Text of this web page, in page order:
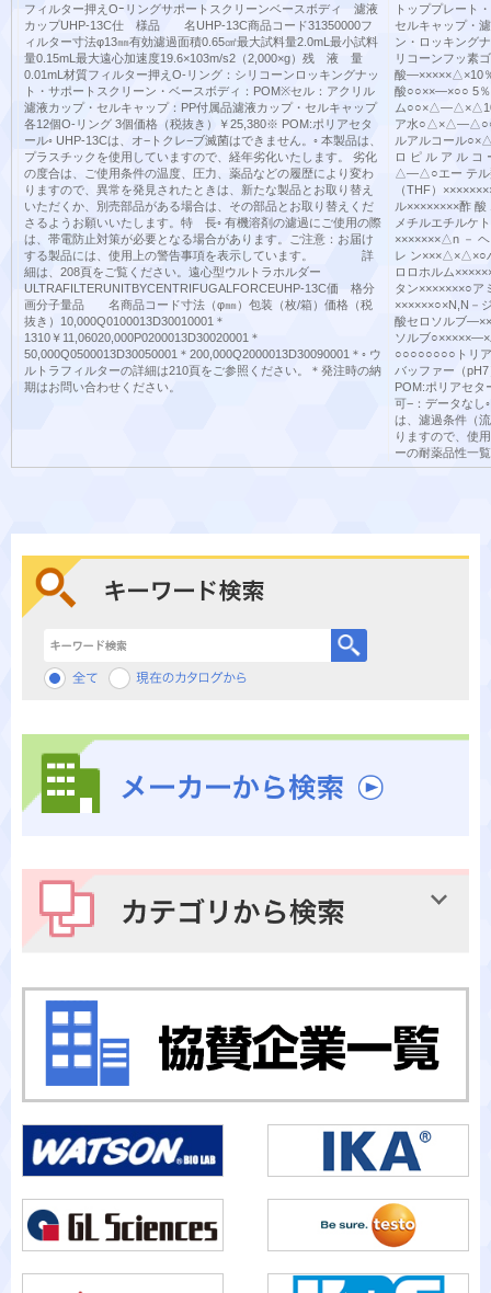
フィルター押えOｰリングサポートスクリーンベースボディ 濾液
カップUHP-13C仕 様品 名UHP-13C商品コード31350000フ
ィルター寸法φ13㎜有効濾過面積0.65㎠最大試料量2.0mL最小試料
量0.15mL最大遠心加速度19.6×103m/s2（2,000×g）残 液 量
0.01mL材質フィルター押えO-リング：シリコーンロッキングナッ
ト・サポートスクリーン・ベースボディ：POM※セル：アクリル
濾液カップ・セルキャップ：PP付属品濾液カップ・セルキャップ
各12個O-リング 3個価格（税抜き）￥25,380※ POM:ポリアセタ
ール◦ UHP-13Cは、オ−トクレ−ブ滅菌はできません。◦ 本製品は、
プラスチックを使用していますので、経年劣化いたします。 劣化
の度合は、ご使用条件の温度、圧力、薬品などの履歴により変わ
りますので、異常を発見されたときは、新たな製品とお取り替え
いただくか、別売部品がある場合は、その部品とお取り替えくだ
さるようお願いいたします。特 長◦ 有機溶剤の濾過にご使用の際
は、帯電防止対策が必要となる場合があります。ご注意：お届け
する製品には、使用上の警告事項を表示しています。 詳
細は、208頁をご覧ください。遠心型ウルトラホルダー
ULTRAFILTERUNITBYCENTRIFUGALFORCEUHP-13C価 格分
画分子量品 名商品コード寸法（φ㎜）包装（枚/箱）価格（税
抜き）10,000Q0100013D30010001＊
1310￥11,06020,000P0200013D30020001＊
50,000Q0500013D30050001＊200,000Q2000013D30090001＊◦ ウ
ルトラフィルターの詳細は210頁をご参照ください。＊発注時の納
期はお問い合わせください。
トッププレート
セルキャップ・
ン・ロッキング
リコーンフッ
酸—×××××△×10
酸○○××—×○○ 5
ム
ア水○△×△—△○○
ルアルコール
ロ ピ ル ア ル
△—△○エー テル
（THF）
ル××××××××酢
メチルエチルケ
×××××××△n －
レ ン×××△×△×○
ロロホルム
タン×××××××○ア
××××××○×N,N－
酸セロソルブ
ソルブ○×××××—×
○○○○○○○○トリ
バッファー（
POM:ポリアセ
可−：データなし
は、濾過条件（
りますので、使
ーの耐薬品性一覧
キーワード検索